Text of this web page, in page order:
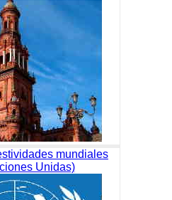
mundiales
Unidas)